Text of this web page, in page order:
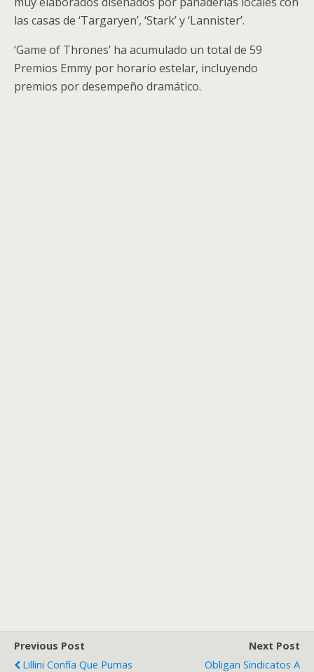
las casas de ‘Targaryen’, ‘Stark’ y ‘Lannister’.
‘Game of Thrones’ ha acumulado un total de 59
Premios Emmy por horario estelar, incluyendo
premios por desempeño dramático.
Previous Post
Lillini Confía Que Pumas
Next Post
Obligan Sindicatos A